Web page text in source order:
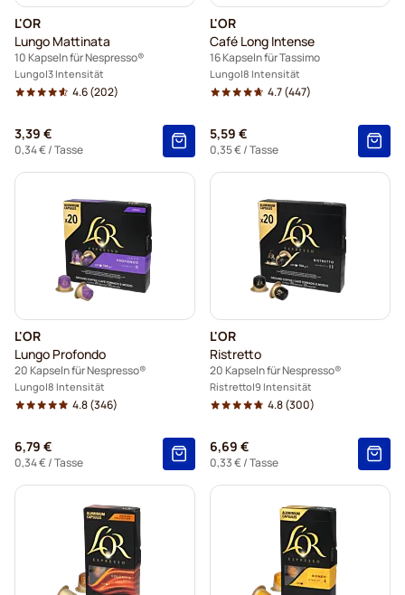
L'OR
Lungo Mattinata
10 Kapseln für Nespresso®
Lungo 3 Intensität
4.6(202)
3,39 €
0,34 €/ Tasse
L'OR
Café Long Intense
16 Kapseln für Tassimo
Lungo 8 Intensität
4.7(447)
5,59 €
0,35 €/ Tasse
L'OR
Lungo Profondo
20 Kapseln für Nespresso®
Lungo 8 Intensität
4.8(346)
6,79 €
0,34 €/ Tasse
L'OR
Ristretto
20 Kapseln für Nespresso®
Ristretto 9 Intensität
4.8(300)
6,69 €
0,33 €/ Tasse